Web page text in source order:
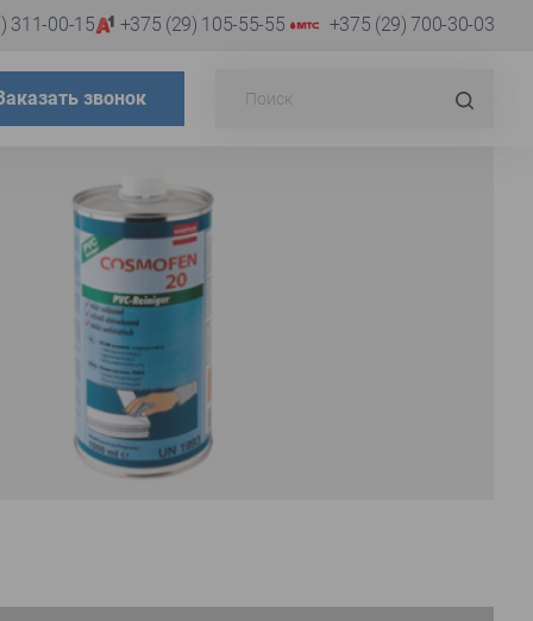
311-00-15 +375 (29) 105-55-55 +375 (29) 700-30-03
звонок